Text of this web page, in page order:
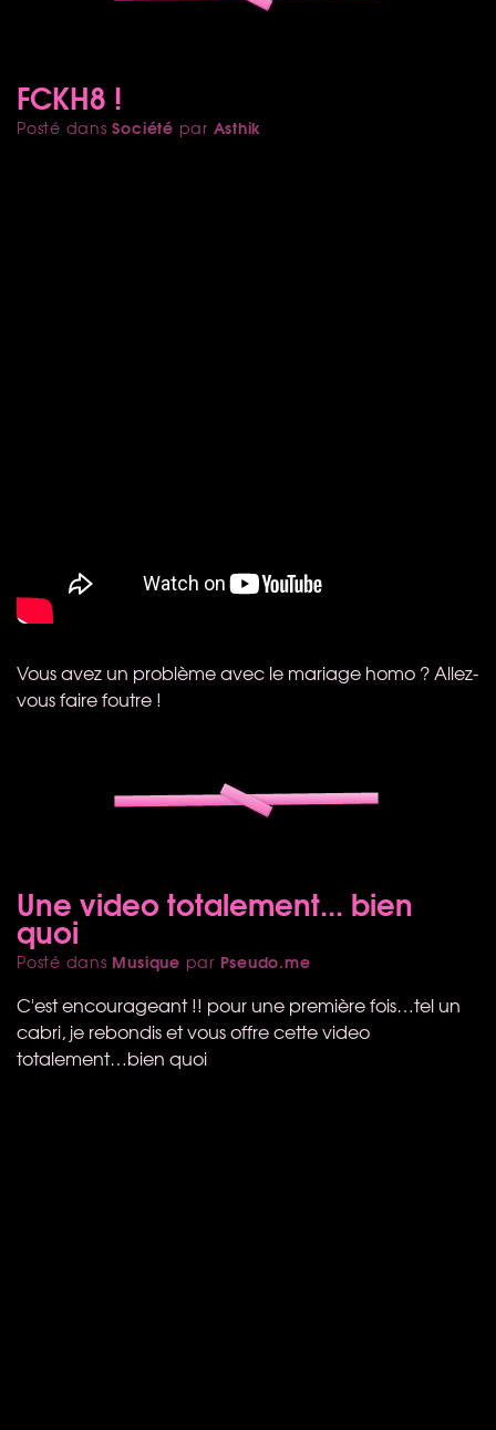
FCKH8 !
Posté dansSociété par Asthik
Vous avez un problème avec le mariage homo ? Allez-
vous faire foutre !
Une video totalement... bien
quoi
Posté dans Musique par Pseudo.me
C'est encourageant !! pour une première fois…tel un
cabri, je rebondis et vous offre cette video
totalement…bien quoi